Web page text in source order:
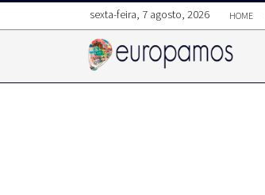
sexta-feira, 7 agosto, 2026 HOME